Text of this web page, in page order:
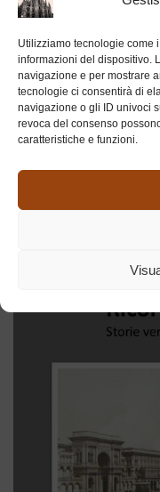
Utilizziamo tecnologie come
informazioni del dispositivo.
navigazione e per mostrare
tecnologie ci consentirà di
navigazione o gli ID univoci
revoca del consenso
caratteristiche e funzioni.